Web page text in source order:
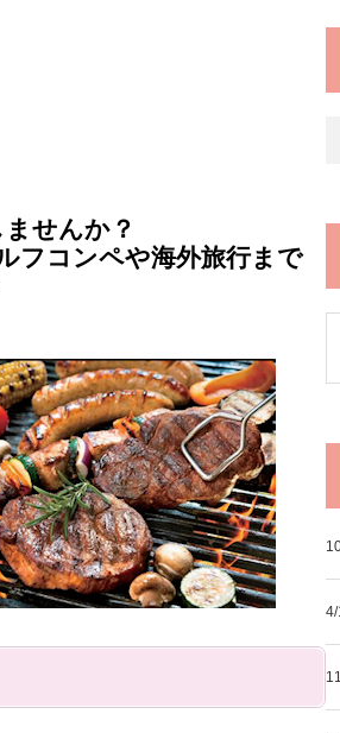
せんか？
フコンペや海外旅行まで